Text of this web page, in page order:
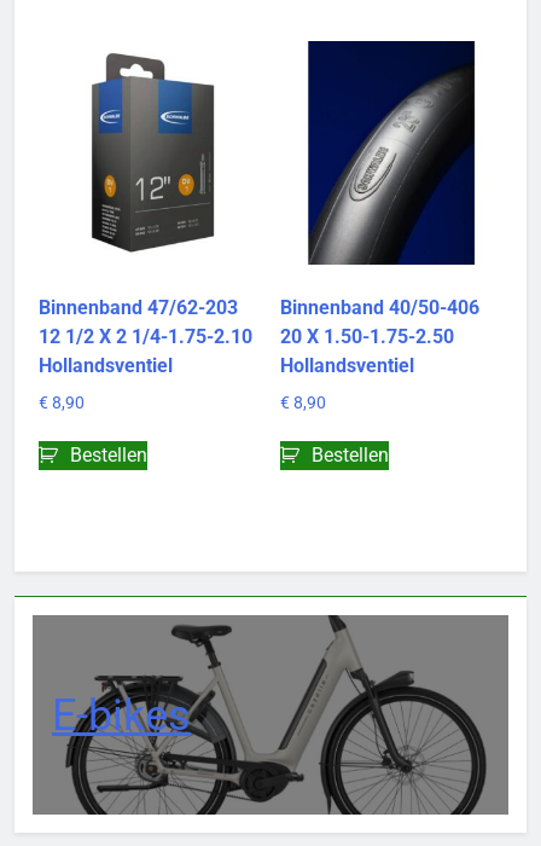
Binnenband 47/62-203
12 1/2 X 2 1/4-1.75-2.10
Hollandsventiel
€ 8,90
Bestellen
Binnenband 40/50-406
20 X 1.50-1.75-2.50
Hollandsventiel
€ 8,90
Bestellen
E-bikes